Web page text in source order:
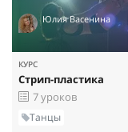
Юлия Васенина
КУРС
Стрип-пластика
7 уроков
Танцы